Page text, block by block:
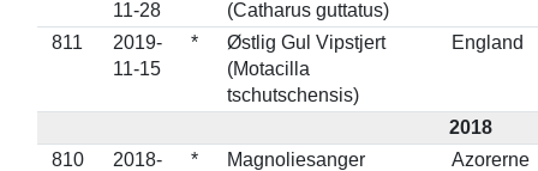
11-28
(Catharus guttatus)
811
2019-
11-15
*
Østlig Gul Vipstjert
(Motacilla
tschutschensis)
England
2018
810
2018-
*
Magnoliesanger
Azorerne